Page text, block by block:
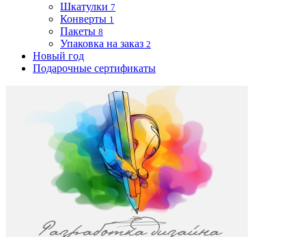
Шкатулки 7
Конверты 1
Пакеты 8
Упаковка на заказ 2
Новый год
Подарочные сертификаты